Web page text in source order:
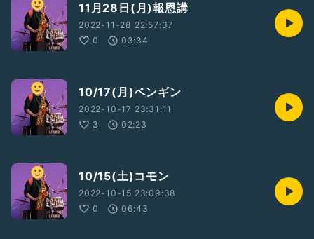
11月28日(月)報恩講
2022-11-28 22:57:37
0
03:34
10/17(月)ペンギン
2022-10-17 23:31:11
3
02:23
10/15(土)コモン
2022-10-15 23:09:38
0
06:43